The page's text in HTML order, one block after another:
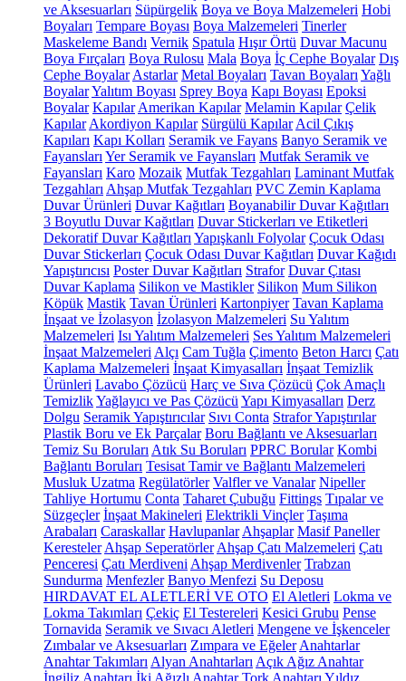
ve Aksesuarları Süpürgelik Boya ve Boya Malzemeleri Hobi
Boyaları Tempare Boyası Boya Malzemeleri Tinerler
Maskeleme Bandı Vernik Spatula Hışır Örtü Duvar Macunu
Boya Fırçaları Boya Rulosu Mala Boya İç Cephe Boyalar Dış
Cephe Boyalar Astarlar Metal Boyaları Tavan Boyaları Yağlı
BoyalarYalıtım Boyası Sprey Boya Kapı Boyası Epoksi
Boyalar Kapılar Amerikan Kapılar Melamin Kapılar Çelik
Kapılar Akordiyon Kapılar Sürgülü Kapılar Acil Çıkış
Kapıları Kapı Kolları Seramik ve Fayans Banyo Seramik ve
Fayansları Yer Seramik ve Fayansları Mutfak Seramik ve
Fayansları Karo Mozaik Mutfak Tezgahları Laminant Mutfak
Tezgahları Ahşap Mutfak Tezgahları PVC Zemin Kaplama
Duvar Ürünleri Duvar Kağıtları Boyanabilir Duvar Kağıtları
3 Boyutlu Duvar Kağıtları Duvar Stickerları ve Etiketleri
Dekoratif Duvar Kağıtları Yapışkanlı Folyolar Çocuk Odası
Duvar Stickerları Çocuk Odası Duvar Kağıtları Duvar Kağıdı
Yapıştırıcısı Poster Duvar Kağıtları Strafor Duvar Çıtası
Duvar Kaplama Silikon ve Mastikler Silikon Mum Silikon
Köpük Mastik Tavan Ürünleri Kartonpiyer Tavan Kaplama
İnşaat ve İzolasyon İzolasyon Malzemeleri Su Yalıtım
Malzemeleri Isı Yalıtım Malzemeleri Ses Yalıtım Malzemeleri
İnşaat Malzemeleri Alçı Cam Tuğla Çimento Beton Harcı Çatı
Kaplama Malzemeleri İnşaat Kimyasalları İnşaat Temizlik
Ürünleri Lavabo Çözücü Harç ve Sıva Çözücü Çok Amaçlı
TemizlikYağlayıcı ve Pas Çözücü Yapı Kimyasalları Derz
Dolgu Seramik Yapıştırıcılar Sıvı Conta Strafor Yapıştırılar
Plastik Boru ve Ek Parçalar Boru Bağlantı ve Aksesuarları
Temiz Su Boruları Atık Su Boruları PPRC Borular Kombi
Bağlantı Boruları Tesisat Tamir ve Bağlantı Malzemeleri
Musluk Uzatma Regülatörler Valfler ve Vanalar Nipeller
Tahliye Hortumu Conta Taharet Çubuğu Fittings Tıpalar ve
Süzgeçler İnşaat Makineleri Elektrikli Vinçler Taşıma
Arabaları Caraskallar Havlupanlar Ahşaplar Masif Paneller
Keresteler Ahşap Seperatörler Ahşap Çatı Malzemeleri Çatı
Penceresi Çatı Merdiveni Ahşap Merdivenler Trabzan
Sundurma Menfezler Banyo Menfezi Su Deposu
HIRDAVAT EL ALETLERİ VE OTO El Aletleri Lokma ve
Lokma Takımları Çekiç El Testereleri Kesici Grubu Pense
Tornavida Seramik ve Sıvacı Aletleri Mengene ve İşkenceler
Zımbalar ve Aksesuarları Zımpara ve Eğeler Anahtarlar
Anahtar Takımları Alyan Anahtarları Açık Ağız Anahtar
İngiliz Anahtarı İki Ağızlı Anahtar Tork Anahtarı Yıldız